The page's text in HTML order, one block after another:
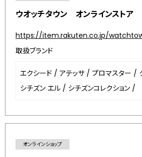
ウオッチタウン オンラインストア
取扱ブランド
エクシード / アテッサ / プロマスター /
シチズン エル / シチズンコレクション /
オンラインショップ